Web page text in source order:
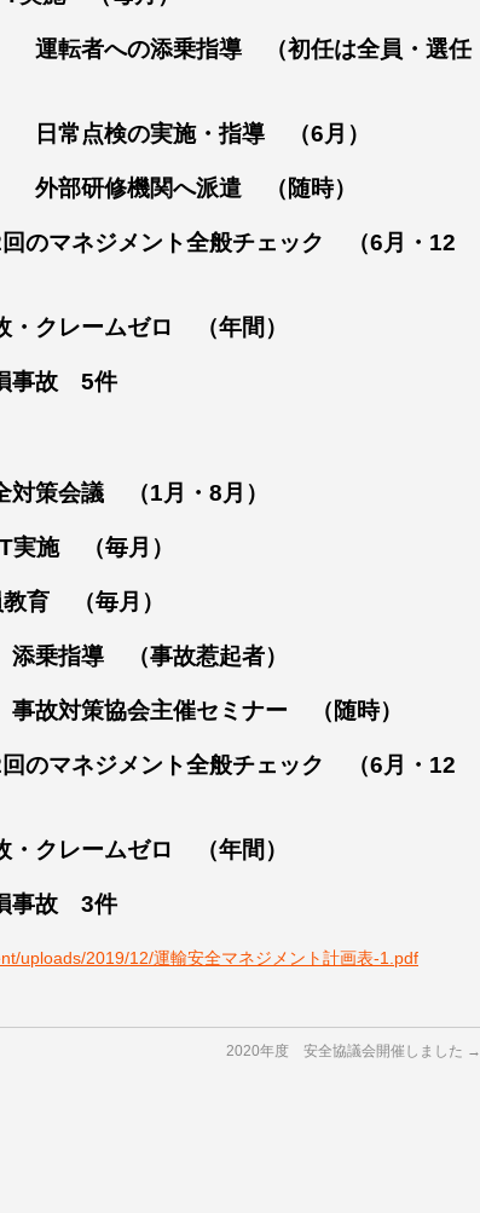
指導 （初任は全員・選任
・指導 （6月）
派遣 （随時）
マネジメント全般チェック （6月・12
ームゼロ （年間）
故 5件
策会議 （1月・8月）
（毎月）
毎月）
故惹起者）
催セミナー （随時）
マネジメント全般チェック （6月・12
ームゼロ （年間）
故 3件
uploads/2019/12/運輸安全マネジメント計画表-1.pdf
2020年度 安全協議会開催しました →